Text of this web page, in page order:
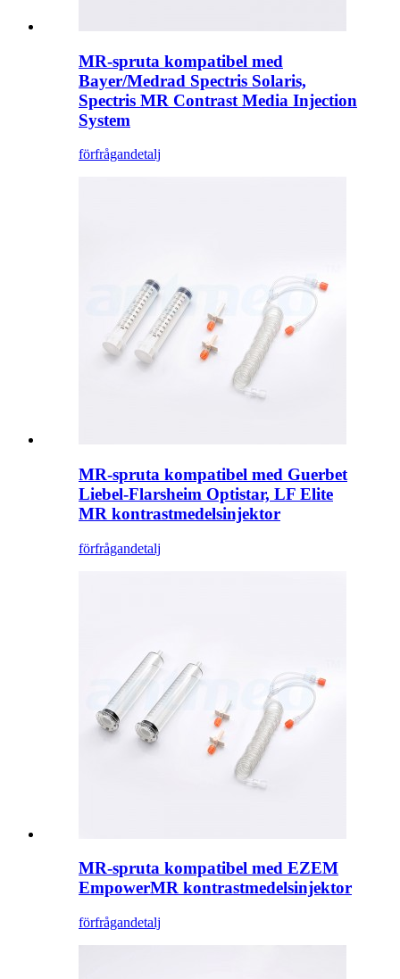
MR-spruta kompatibel med
Bayer/Medrad Spectris Solaris,
Spectris MR Contrast Media Injection
System
förfrågandetalj
MR-spruta kompatibel med Guerbet
Liebel-Flarsheim Optistar, LF Elite
MR kontrastmedelsinjektor
förfrågandetalj
MR-spruta kompatibel med EZEM
EmpowerMR kontrastmedelsinjektor
förfrågandetalj